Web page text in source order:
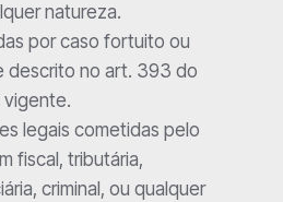
natureza.
por caso fortuito ou
descrito no art. 393 do
vigente.
legais cometidas pelo
fiscal, tributária,
criminal, ou qualquer